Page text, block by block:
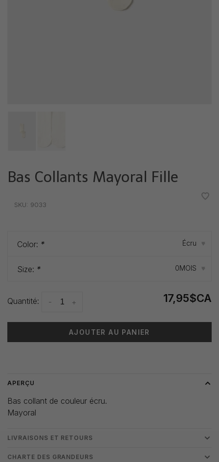
Bas Collants Mayoral Fille
SKU: 9033
Color: * Écru ▾
Size: * 0MOIS ▾
Quantité: +
- 17,95$CA
AJOUTER AU PANIER
APERÇU
Bas collant de couleur écru.
Mayoral
LIVRAISONS ET RETOURS
CHARTE DES GRANDEURS